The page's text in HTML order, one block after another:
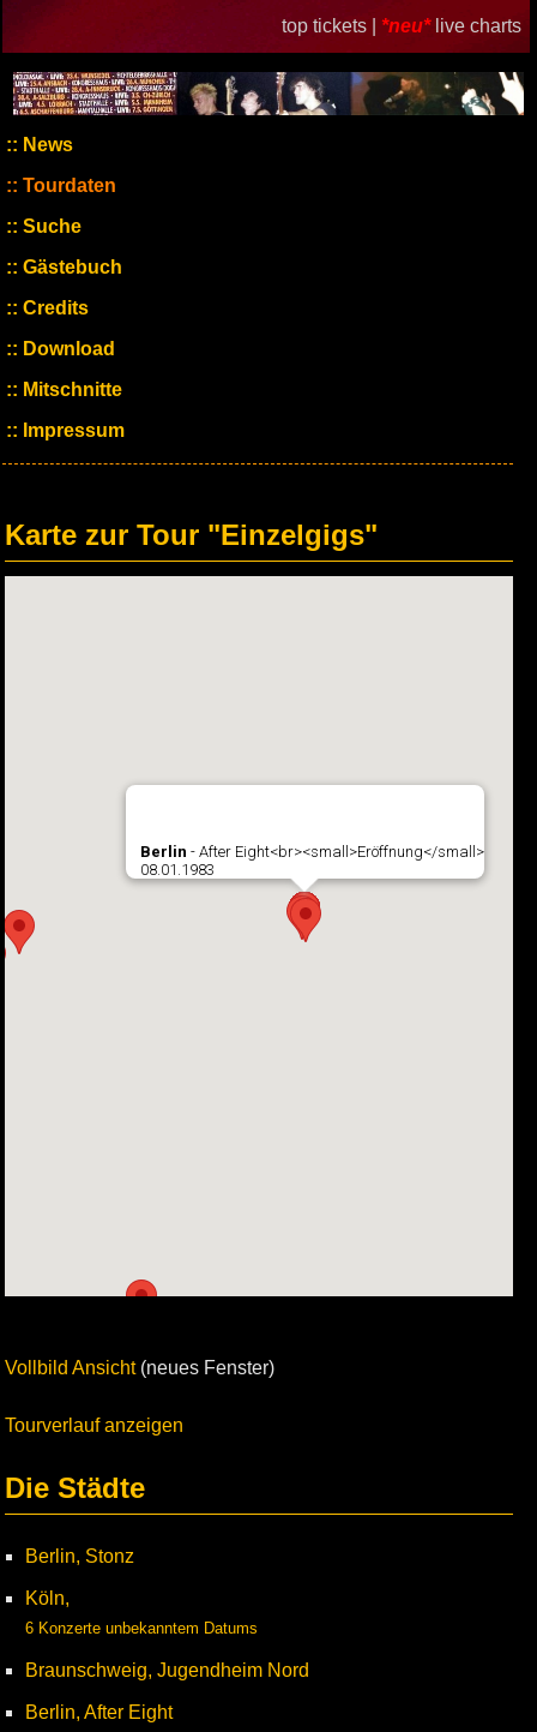
top tickets | *neu* live charts
News
Tourdaten
Suche
Gästebuch
Credits
Download
Mitschnitte
Impressum
Karte zur Tour "Einzelgigs"
Berlin - After Eight<br><small>Eröffnung</small>
08.01.1983
Vollbild Ansicht(neues Fenster)
Tourverlauf anzeigen
Die Städte
Berlin, Stonz
Köln,
6 Konzerte unbekanntem Datums
Braunschweig, Jugendheim Nord
Berlin, After Eight